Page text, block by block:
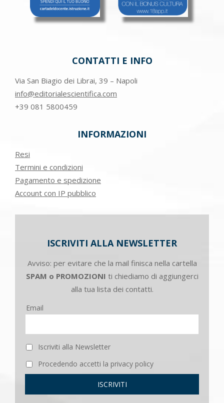
CONTATTI E INFO
Via San Biagio dei Librai, 39 – Napoli
info@editorialescientifica.com
+39 081 5800459
INFORMAZIONI
Resi
Termini e condizioni
Pagamento e spedizione
Account con IP pubblico
ISCRIVITI ALLA NEWSLETTER
Avviso: per evitare che la mail finisca nella cartella
SPAM o PROMOZIONI ti chiediamo di aggiungerci
alla tua lista dei contatti.
Email
Iscriviti alla Newsletter
Procedendo accetti la privacy policy